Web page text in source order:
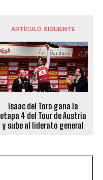
ARTÍCULO SIGUIENTE
Isaac del Toro gana la
etapa 4 del Tour de Austria
y sube al liderato general